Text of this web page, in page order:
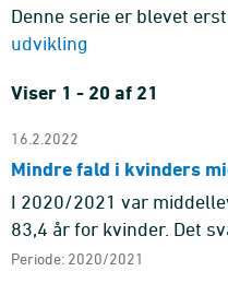
Denne serie er blevet
udvikling
Viser 1 - 20 af 21
16.2.2022
Mindre fald i kvinders
I 2020/2021 var
83,4 år for kvinder. Det
for mænd og et fald på
Periode: 2020/2021